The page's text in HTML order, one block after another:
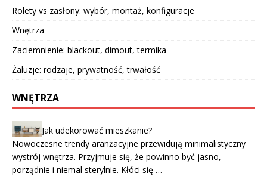
Rolety vs zasłony: wybór, montaż, konfiguracje
Wnętrza
Zaciemnienie: blackout, dimout, termika
Żaluzje: rodzaje, prywatność, trwałość
WNĘTRZA
Jak udekorować mieszkanie?
Nowoczesne trendy aranżacyjne przewidują minimalistyczny
wystrój wnętrza. Przyjmuje się, że powinno być jasno,
porządnie i niemal sterylnie. Kłóci się …